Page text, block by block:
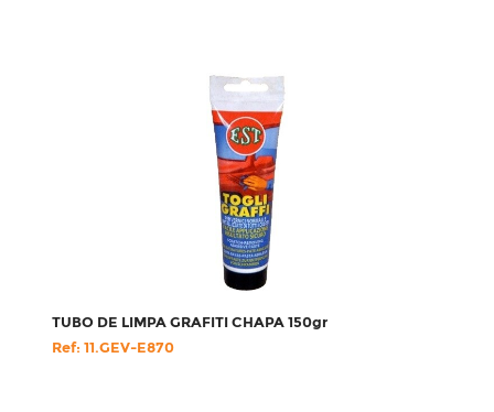
TUBO DE LIMPA GRAFITI CHAPA 150gr
Ref: 11.GEV-E870